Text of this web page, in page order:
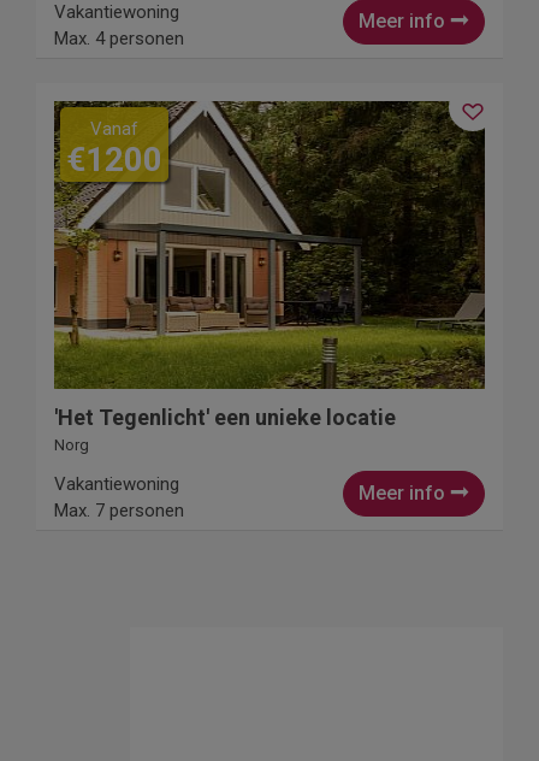
Meer info
Vakantiewoning
Max. 4 personen
Vanaf
€1200
'Het Tegenlicht' een unieke locatie
Norg
Meer info
Vakantiewoning
Max. 7 personen